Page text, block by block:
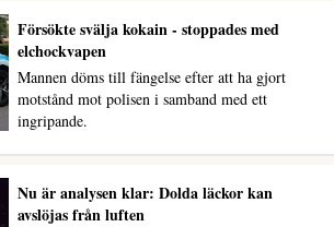
Försökte svälja kokain - stoppades med
elchockvapen
Mannen döms till fängelse efter att ha gjort
motstånd mot polisen i samband med ett
ingripande.
Nu är analysen klar: Dolda läckor kan
avslöjas från luften